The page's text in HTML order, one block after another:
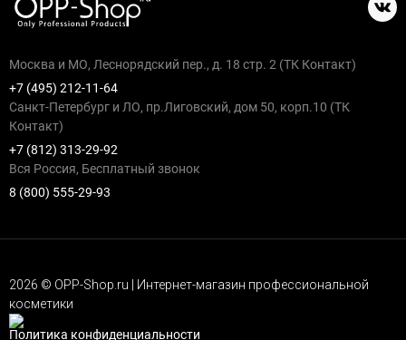
Москва и МО, Леснорядский пер., д. 18 стр. 2 (ТК Контакт)
+7 (495) 212-11-64
Санкт-Петербург и ЛО, пр.Лиговский, дом 50, корп.10 (ТК
Контакт)
+7 (812) 313-29-92
Вся Россия, Бесплатный звонок
8 (800) 555-29-93
2026 © OPP-Shop.ru | Интернет-магазин профессиональной
косметики
Политика конфиденциальности